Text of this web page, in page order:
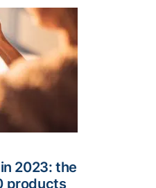
2023: the
products